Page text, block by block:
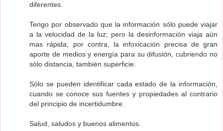
diferentes.
Tengo por observado que la información sólo puede viajar
a la velocidad de la luz; pero la desinformación viaja aún
mas rápida; por contra, la infoxicación precisa de gran
aporte de medios y energía para su difusión, cubriendo no
sólo distancia, también superficie.
Sólo se pueden identificar cada estado de la información,
cuando se conoce sus fuentes y propiedades al contrario
del principio de incertidumbre.
Salud, saludos y buenos alimentos.